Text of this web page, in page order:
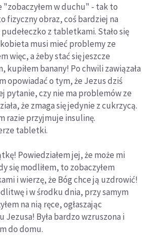
"zobaczyłem w duchu" - tak to
fizyczny obraz, coś bardziej na
z tabletkami. Stało się
musi mieć problemy ze
więc, a żeby stać się jeszcze
kupiłem banany! Po chwili zawiązała
opowiadać o tym, że Jezus dziś
pytanie, czy nie ma problemów ze
że zmaga się jedynie z cukrzycą.
razie przyjmuje insulinę.
tabletki.
Powiedziałem jej, że może mi
się modliłem, to zobaczyłem
i wierzę, że Bóg chce ją uzdrowić!
i w środku dnia, przy samym
na nią ręce, ogłaszając
Była bardzo wzruszona i
do domu.